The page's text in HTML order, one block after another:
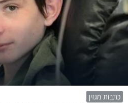
כתבות מגזין